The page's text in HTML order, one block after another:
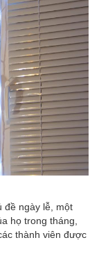
đề ngày lễ, một
họ trong tháng,
thành viên được